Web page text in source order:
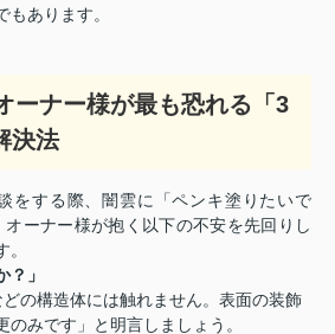
あります。
ーナー様が最も恐れる「3
決法
をする際、闇雲に「ペンキ塗りたいで
ーナー様が抱く以下の不安を先回りし
？」
どの構造体には触れません。表面の装飾
のみです」と明言しましょう。